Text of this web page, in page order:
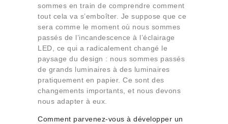
sommes en train de comprendre comment
tout cela va s’emboîter. Je suppose que ce
sera comme le moment où nous sommes
passés de l’incandescence à l’éclairage
LED, ce qui a radicalement changé le
paysage du design : nous sommes passés
de grands luminaires à des luminaires
pratiquement en papier. Ce sont des
changements importants, et nous devons
nous adapter à eux.
Comment parvenez-vous à développer un